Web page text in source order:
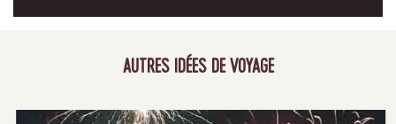
AUTRES IDÉES DE VOYAGE